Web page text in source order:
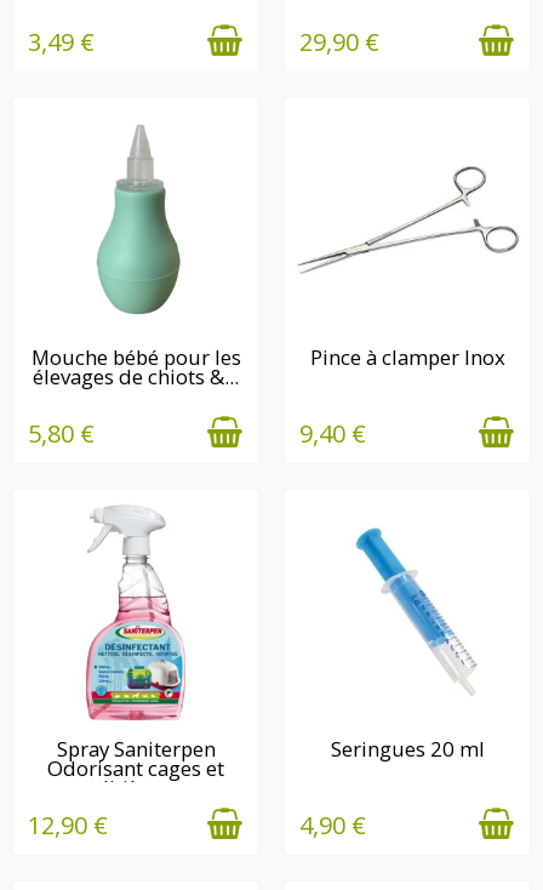
3,49 € 29,90 €
EN STOCK
Mouche bébé pour les
élevages de chiots &...
5,80 €
EN STOCK
Pince à clamper Inox
9,40 €
EN STOCK
Spray Saniterpen
Odorisant cages et
litières
12,90 €
EN STOCK
Seringues 20 ml
4,90 €